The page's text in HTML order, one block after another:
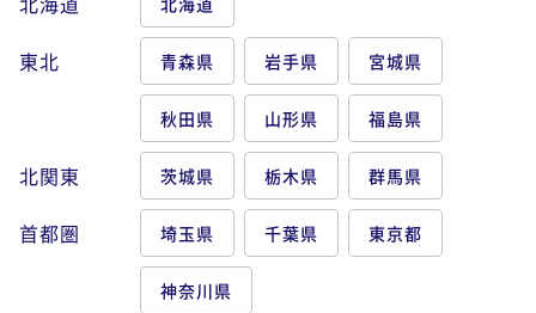
東北 青森県 岩手県 宮城県
秋田県 山形県 福島県
北関東 茨城県 栃木県 群馬県
首都圏 埼玉県 千葉県 東京都
神奈川県